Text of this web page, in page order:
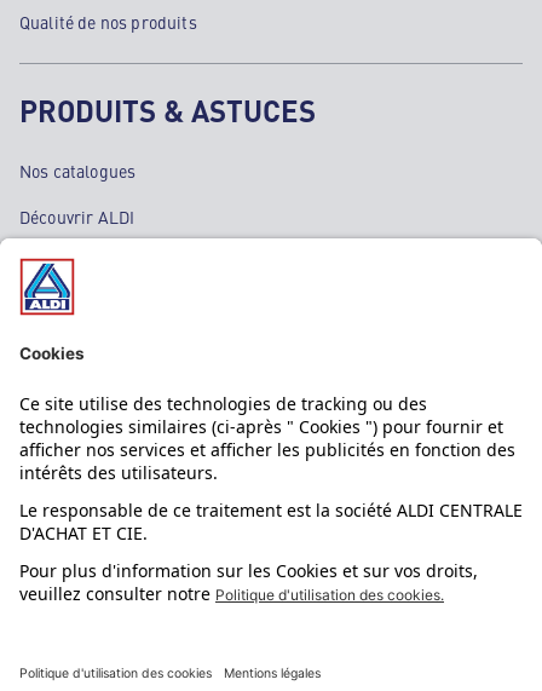
Qualité de nos produits
PRODUITS & ASTUCES
Nos catalogues
Découvrir ALDI
Nos bons plans
Nos rayons
Nos marques
Nos astuces
Évènements
L'application mobile